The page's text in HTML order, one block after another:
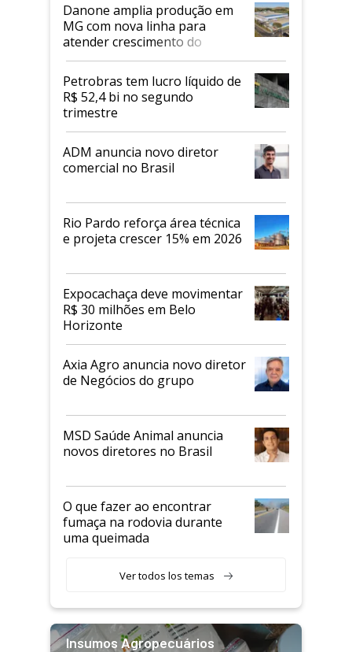
Danone amplia produção em
MG com nova linha para
atender crescimento do
mercado de alimentos
proteicos
Petrobras tem lucro líquido de
R$ 52,4 bi no segundo
trimestre
ADM anuncia novo diretor
comercial no Brasil
Rio Pardo reforça área técnica
e projeta crescer 15% em 2026
Expocachaça deve movimentar
R$ 30 milhões em Belo
Horizonte
Axia Agro anuncia novo diretor
de Negócios do grupo
MSD Saúde Animal anuncia
novos diretores no Brasil
O que fazer ao encontrar
fumaça na rodovia durante
uma queimada
Ver todos los temas
Insumos Agropecuários